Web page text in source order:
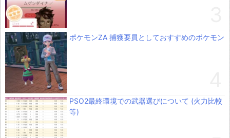
ポケモンZA 捕獲要員としておすすめのポケモン
PSO2最終環境での武器選びについて (火力比較
等)